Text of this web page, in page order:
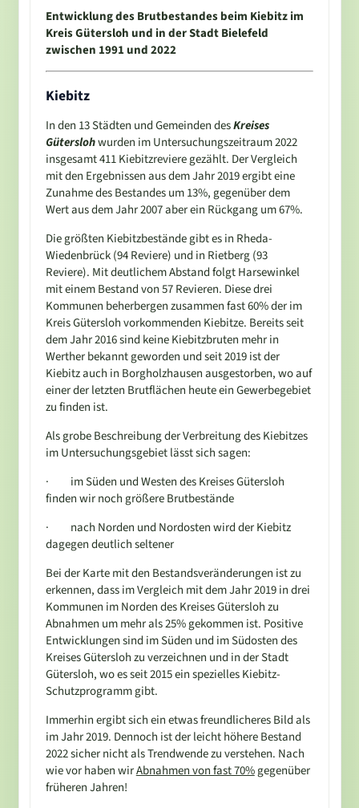
Entwicklung des Brutbestandes beim Kiebitz im
Kreis Gütersloh und in der Stadt Bielefeld
zwischen 1991 und 2022
Kiebitz
In den 13 Städten und Gemeinden desKreises
Güterslohwurden im Untersuchungszeitraum 2022
insgesamt 411 Kiebitzreviere gezählt. Der Vergleich
mit den Ergebnissen aus dem Jahr 2019 ergibt eine
Zunahme des Bestandes um 13%, gegenüber dem
Wert aus dem Jahr 2007 aber ein Rückgang um 67%.
Die größten Kiebitzbestände gibt es in Rheda-
Wiedenbrück (94 Reviere) und in Rietberg (93
Reviere). Mit deutlichem Abstand folgt Harsewinkel
mit einem Bestand von 57 Revieren. Diese drei
Kommunen beherbergen zusammen fast 60% der im
Kreis Gütersloh vorkommenden Kiebitze. Bereits seit
dem Jahr 2016 sind keine Kiebitzbruten mehr in
Werther bekannt geworden und seit 2019 ist der
Kiebitz auch in Borgholzhausen ausgestorben, wo auf
einer der letzten Brutflächen heute ein Gewerbegebiet
zu finden ist.
Als grobe Beschreibung der Verbreitung des Kiebitzes
im Untersuchungsgebiet lässt sich sagen:
· im Süden und Westen des Kreises Gütersloh
finden wir noch größere Brutbestände
· nach Norden und Nordosten wird der Kiebitz
dagegen deutlich seltener
Bei der Karte mit den Bestandsveränderungen ist zu
erkennen, dass im Vergleich mit dem Jahr 2019 in drei
Kommunen im Norden des Kreises Gütersloh zu
Abnahmen um mehr als 25% gekommen ist. Positive
Entwicklungen sind im Süden und im Südosten des
Kreises Gütersloh zu verzeichnen und in der Stadt
Gütersloh, wo es seit 2015 ein spezielles Kiebitz-
Schutzprogramm gibt.
Immerhin ergibt sich ein etwas freundlicheres Bild als
im Jahr 2019. Dennoch ist der leicht höhere Bestand
2022 sicher nicht als Trendwende zu verstehen. Nach
wie vor haben wirAbnahmen von fast 70%gegenüber
früheren Jahren!